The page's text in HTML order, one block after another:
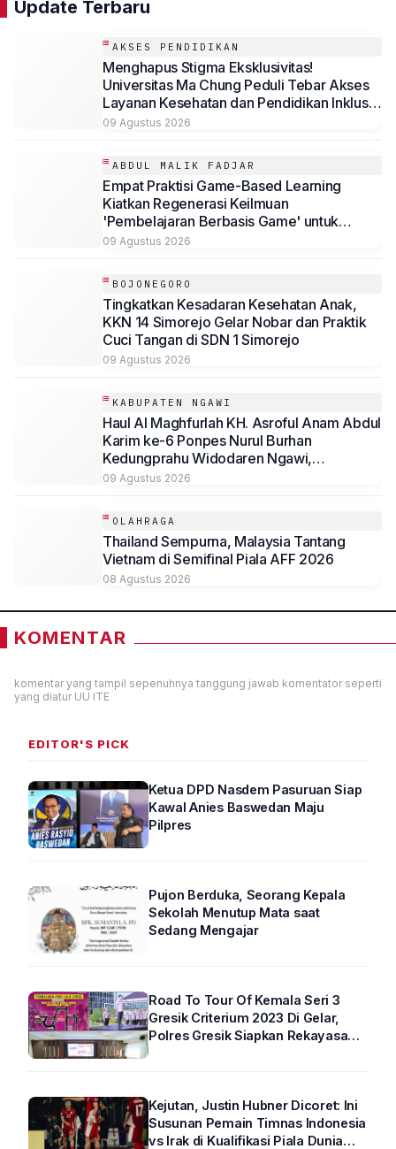
Update Terbaru
AKSES PENDIDIKAN
Menghapus Stigma Eksklusivitas!
Universitas Ma Chung Peduli Tebar Akses
Layanan Kesehatan dan Pendidikan Inklusif
bagi Masyarakat
09 Agustus 2026
ABDUL MALIK FADJAR
Empat Praktisi Game-Based Learning
Kiatkan Regenerasi Keilmuan
'Pembelajaran Berbasis Game' untuk
Mahasiswa Psikologi Universitas
09 Agustus 2026
BOJONEGORO
Tingkatkan Kesadaran Kesehatan Anak,
KKN 14 Simorejo Gelar Nobar dan Praktik
Cuci Tangan di SDN 1 Simorejo
09 Agustus 2026
KABUPATEN NGAWI
Haul Al Maghfurlah KH. Asroful Anam Abdul
Karim ke-6 Ponpes Nurul Burhan
Kedungprahu Widodaren Ngawi,
Kesempatan Lelang Wakaf Masih Berlanjut
09 Agustus 2026
OLAHRAGA
Thailand Sempurna, Malaysia Tantang
Vietnam di Semifinal Piala AFF 2026
08 Agustus 2026
KOMENTAR
komentar yang tampil sepenuhnya tanggung jawab komentator seperti
yang diatur UU ITE
EDITOR'S PICK
Ketua DPD Nasdem Pasuruan Siap
Kawal Anies Baswedan Maju
Pilpres
Pujon Berduka, Seorang Kepala
Sekolah Menutup Mata saat
Sedang Mengajar
Road To Tour Of Kemala Seri 3
Gresik Criterium 2023 Di Gelar,
Polres Gresik Siapkan Rekayasa
Kejutan, Justin Hubner Dicoret: Ini
Susunan Pemain Timnas Indonesia
vs Irak di Kualifikasi Piala Dunia